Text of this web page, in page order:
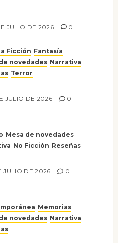
JULIO DE 2026 0
Ficción Fantasía
novedades Narrativa
Terror
JULIO DE 2026 0
Mesa de novedades
No Ficción Reseñas
JULIO DE 2026 0
Memorias
novedades Narrativa